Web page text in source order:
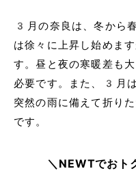
3月の奈良は、冬から
は徐々に上昇し始めま
す。昼と夜の寒暖差も
必要です。また、3月
突然の雨に備えて折り
です。
＼NEWTでおト